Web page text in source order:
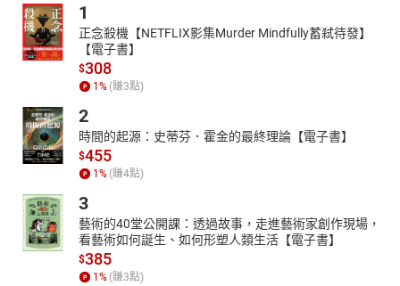
**(**三)歷史年代表＋地圖
以圖像化的童趣方式設計故事人物年表以及足跡，幫助孩子掌握故
事脈絡，並以前後連貫的邏輯思考學好歷史。
四)延伸學習——知識補給站
結合十二年國教新課綱核心素養理念，運用閱讀策略設計延伸學習
單，引導孩子更加深入內容的了解以及議題的探討。
「知識補給站」設計者
顧問／陳欣希（臺灣讀寫教學研究學會創會理事長）
教師）
【本書關鍵字】
歷史人物、南丁格爾、提燈女郎、戰地醫護、性別平等
【本書資料】
1
正念殺機【NETFLIX影集Murder Mindfully蓄弒待發】
【電子書】
$308
1 % (賺3點)
2
時間的起源：史蒂芬．霍金的最終理論【電子書】
$455
1 % (賺4點)
3
藝術的40堂公開課：透過故事，走進藝術家創作現場，
看藝術如何誕生、如何形塑人類生活【電子書】
$385
1 % (賺3點)